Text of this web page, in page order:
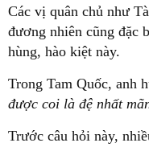
Các vị quân chủ như
đương nhiên cũng đặc
hùng, hào kiệt này.
Trong Tam Quốc, anh
được coi là đệ nhất
Trước câu hỏi này,